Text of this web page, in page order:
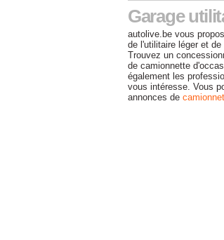
Assurance
Cuir &
Préparation
Son &
Vitrage
Garage
autolive.be vous
de l'utilitaire léger et
Trouvez un
de camionnette
également les
vous intéresse. Vous
annonces de